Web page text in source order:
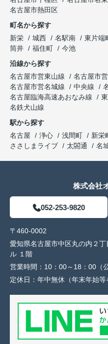
名古屋市熱田区
町名から探す
新栄
城西 名駅南 東片端
筒井
福住町
今池
沿線から探す
名古屋市営東山線
名古屋市
名古屋市営名城線
中央線
名古屋臨海高速あおなみ線
名鉄犬山線
駅から探す
名古屋
浄心 浅間町 新栄
ささしまライブ
太閤通 名
株式会社
052-253-9820
〒460-0002
愛知県名古屋市中区丸の内２
ル １階
営業時間： 10：00～18：00（
定休日： 年中無休（年末年始等